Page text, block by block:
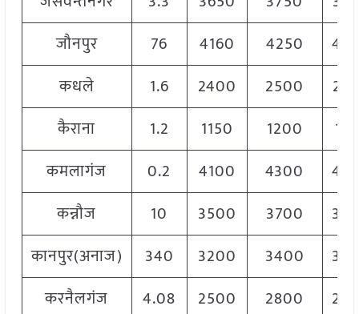
जौनपुर
76 4160 4250
कधले
1.6 2400 2500
कैराना
1.2 1150 1200
कमलागंज
0.2 4100 4300
कन्नौज
10 3500 3700
कानपुर(अनाज)
340 3200 3400
करनैलगंज
4.08 2500 2800